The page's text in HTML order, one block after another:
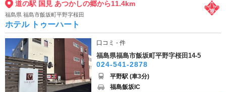
道の駅 国見 あつかしの郷から11.4km
福島県 福島市飯坂町平野字桜田
ホテル トゥーハート
口コミ - 件
福島県福島市飯坂町平野字桜田14-5
024-541-2878
平野駅 (車3分)
福島飯坂IC